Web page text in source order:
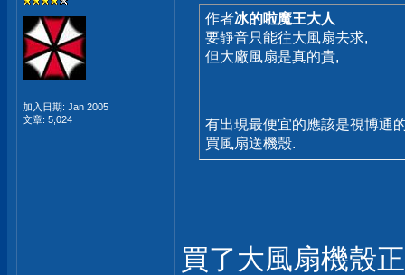
加入日期: Jan 2005
文章: 5,024
作者冰的啦魔王大人
要靜音只能往大風扇去求,
但大廠風扇是真的貴,
有出現最便宜的應該是視博通
買風扇送機殼.
買了大風扇機殼